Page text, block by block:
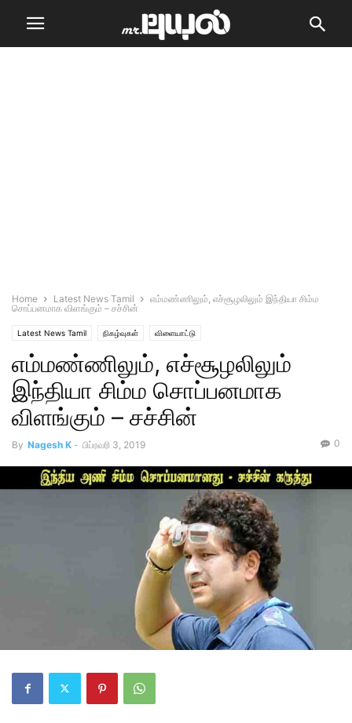
Home Latest News Tamil
எம்மண்ணிலும், எச்சூழலிலும் இந்தியா சிம்ம
சொப்பனமாக விளங்கும் – சச்சின்
Latest News Tamil நிகழ்வுகள் விளையாட்டு
எம்மண்ணிலும், எச்சூழலிலும்
இந்தியா சிம்ம சொப்பனமாக
விளங்கும் – சச்சின்
By Nagesh K - பிப்ரவரி 3, 2019 0